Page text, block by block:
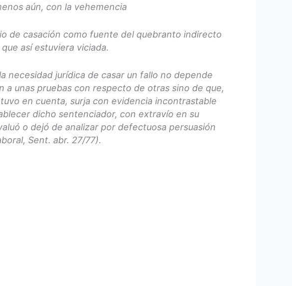
aún, con la vehemencia
de casación como fuente del quebranto indirecto
así estuviera viciada.
necesidad jurídica de casar un fallo no depende
unas pruebas con respecto de otras sino de que,
en cuenta, surja con evidencia incontrastable
dicho sentenciador, con extravío en su
o dejó de analizar por defectuosa persuasión
Sent. abr. 27/77).